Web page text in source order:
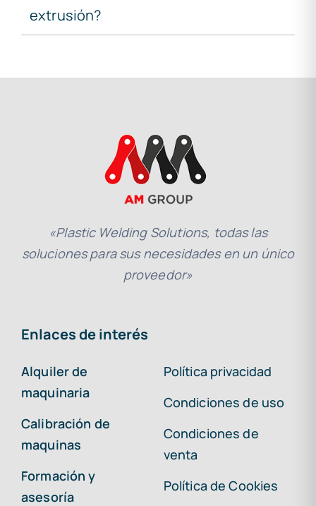
extrusión?
«Plastic Welding Solutions, todas las
soluciones para sus necesidades en un único
proveedor»
Enlaces de interés
Alquiler de
maquinaria
Calibración de
maquinas
Formación y
asesoría
Política privacidad
Condiciones de uso
Condiciones de
venta
Política de Cookies